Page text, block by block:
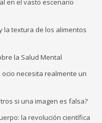
en el vasto escenario
la textura de los alimentos
la Salud Mental
necesita realmente un
si una imagen es falsa?
la revolución científica